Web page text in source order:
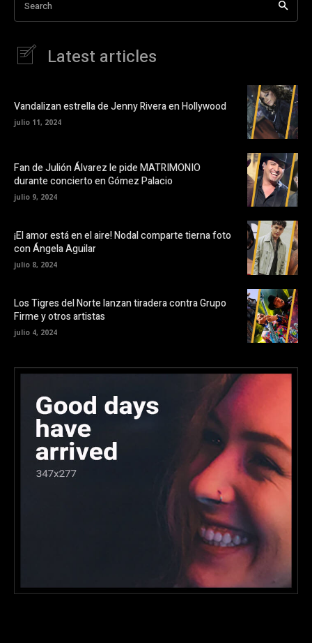
Search
Latest articles
Vandalizan estrella de Jenny Rivera en Hollywood
julio 11, 2024
Fan de Julión Álvarez le pide MATRIMONIO
durante concierto en Gómez Palacio
julio 9, 2024
¡El amor está en el aire! Nodal comparte tierna foto
con Ángela Aguilar
julio 8, 2024
Los Tigres del Norte lanzan tiradera contra Grupo
Firme y otros artistas
julio 4, 2024